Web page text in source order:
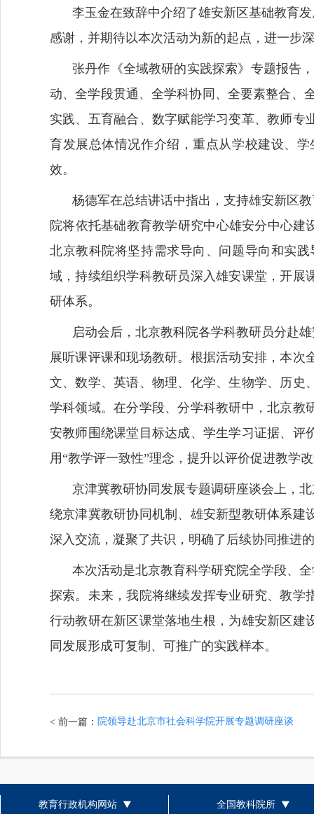
李玉金在致辞中介绍了雄安新区基础教育
感谢，并期待以本次活动为新的起点，进一步
张丹作《全域教研的实践探索》专题报告
动、全学段贯通、全学科协同、全要素整合、
实践、五育融合、数字赋能学习变革、教师
育发展总体情况作介绍，重点从学校建设、
效。
杨德军在总结讲话中指出，支持雄安新区
院将依托基础教育教学研究中心雄安分中心
北京教科院将坚持需求导向、问题导向和实
域，持续组织学科教研员深入雄安课堂，开展
研体系。
启动会后，北京教科院各学科教研员分赴
展听课评课和现场教研。根据活动安排，本次
文、数学、英语、物理、化学、生物学、历史
学科领域。在分学段、分学科教研中，北京教
安教师围绕课堂目标达成、学生学习证据、评
用“教学评一致性”理念，提升以评价促进教学
京津冀教研协同发展专题调研座谈会上，
绕京津冀教研协同机制、雄安新型教研体系建
深入交流，凝聚了共识，明确了后续协同推进
本次活动是北京教育科学研究院全学段、
探索。未来，我院将继续发挥专业研究、教学
行动教研在新区课堂落地生根，为雄安新区建
同发展形成可复制、可推广的实践样本。
< 前一篇： 院领导赴北京市社会科学院开展专题调研座谈
教育行政机构网站 全国教科院所